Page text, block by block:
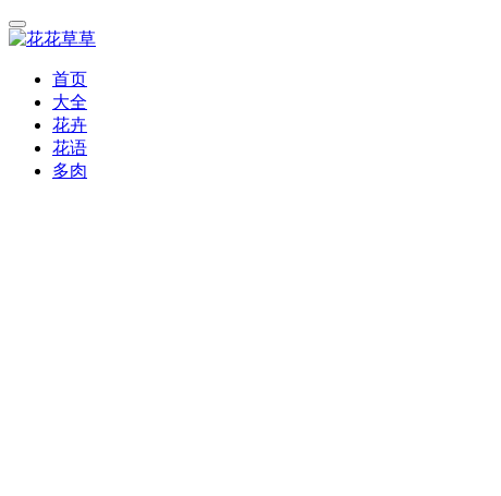
首页
大全
花卉
花语
多肉